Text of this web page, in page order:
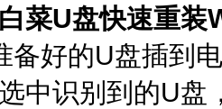
菜U盘快速重装
备好的U盘插到
中识别到的U盘